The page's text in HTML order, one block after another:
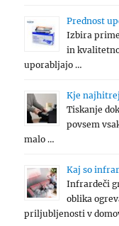
Prednost
Izbira
in
uporabljajo …
Kje
Tiskanje
povsem
malo …
Kaj so
Infrardeči
oblika
priljubljenosti v